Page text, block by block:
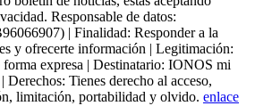
Responsable de datos:
| Finalidad: Responder a la
y ofrecerte información | Legitimación:
expresa | Destinatario: IONOS mi
Derechos: Tienes derecho al acceso,
limitación, portabilidad y olvido. enlace